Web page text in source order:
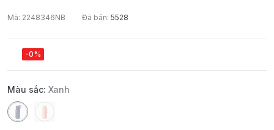
Mã: 2248346NB Đã bán: 5528
-0%
Màu sắc: Xanh